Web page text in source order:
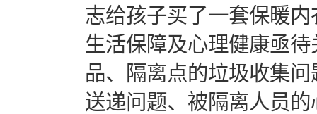
志给孩子买了一套保暖
生活保障及心理健康亟
品、隔离点的垃圾收集
送递问题、被隔离人员